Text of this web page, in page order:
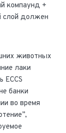
компаунд +
слой должен
животных
лаки
банки
во время